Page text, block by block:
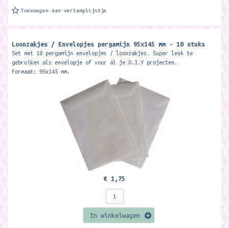
Toevoegen aan verlanglijstje
Loonzakjes / Envelopjes pergamijn 95x145 mm - 10 stuks
Set met 10 pergamijn envelopjes / loonzakjes. Super leuk te
gebruiken als envelopje of voor al je D.I.Y projecten.
Formaat: 95x145 mm.
€ 1,75
In winkelwagen